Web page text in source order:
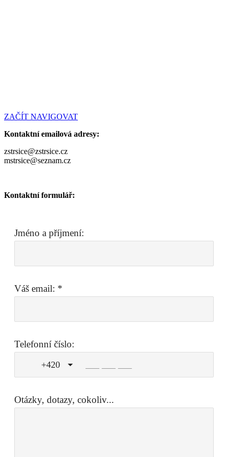
ZAČÍT NAVIGOVAT
Kontaktní emailová adresy:
zstrsice@zstrsice.cz
mstrsice@seznam.cz
Kontaktní formulář:
Jméno a příjmení:
Váš email: *
Telefonní číslo:
+420
Otázky, dotazy, cokoliv...